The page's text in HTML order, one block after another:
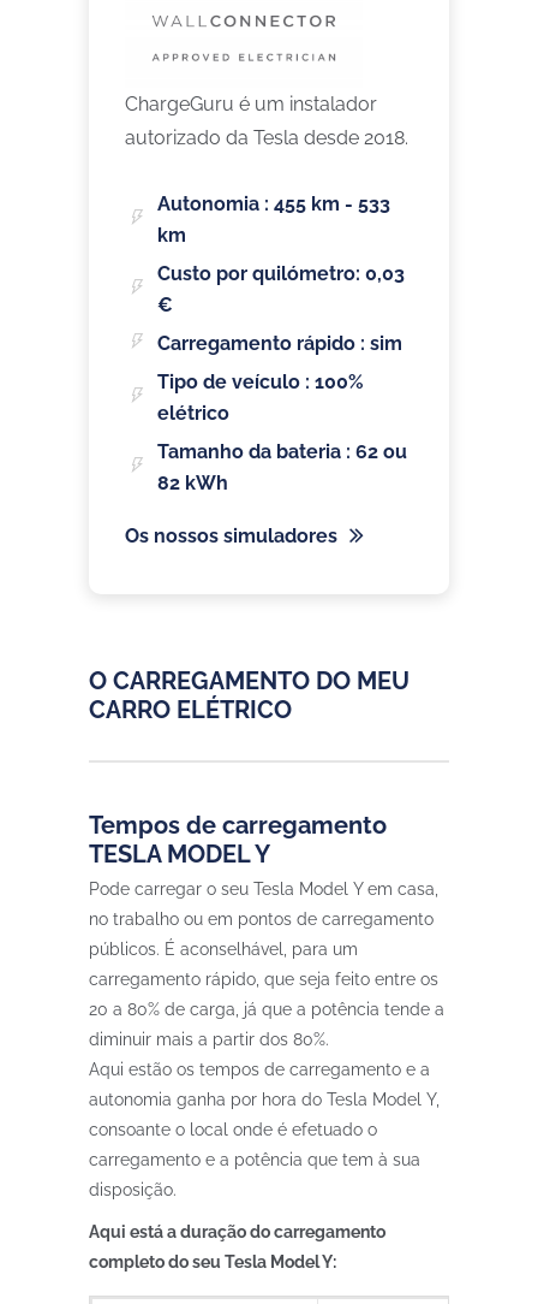
ChargeGuru é um instalador
autorizado da Tesla desde 2018.
Autonomia : 455 km - 533
km
Custo por quilómetro: 0,03
€
Carregamento rápido : sim
Tipo de veículo : 100%
elétrico
Tamanho da bateria : 62 ou
82 kWh
Os nossos simuladores
O CARREGAMENTO DO MEU
CARRO ELÉTRICO
Tempos de carregamento
TESLA MODEL Y
Pode carregar o seu Tesla Model Y em casa,
no trabalho ou em pontos de carregamento
públicos. É aconselhável, para um
carregamento rápido, que seja feito entre os
20 a 80% de carga, já que a potência tende a
diminuir mais a partir dos 80%.
Aqui estão os tempos de carregamento e a
autonomia ganha por hora do Tesla Model Y,
consoante o local onde é efetuado o
carregamento e a potência que tem à sua
disposição.
Aqui está a duração do carregamento
completo do seu Tesla Model Y: